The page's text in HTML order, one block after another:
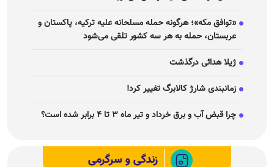
زمانبندی شارژ کالابرگ تغییر کرد!
چرا قبض آب و برق خرداد و تیر ماه ۳ تا ۴ برابر شده است؟
زندگی و سرگرمی
شده چه کنم؟ راهنمای
تصمیم‌گیری در یک رابطه سخت